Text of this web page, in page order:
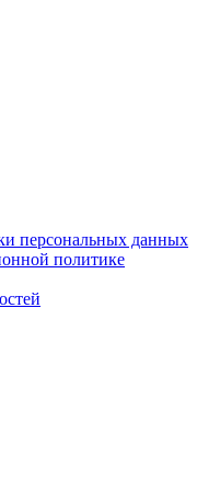
персональных данных
политике